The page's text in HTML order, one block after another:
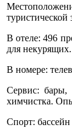
В отеле: 496
для некурящих.
В номере:
Сервис: бары,
химчистка.
Спорт: